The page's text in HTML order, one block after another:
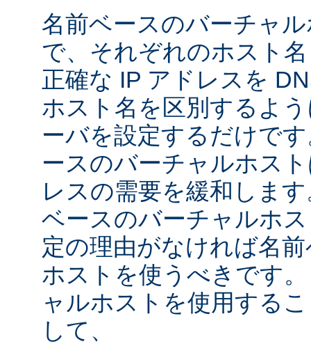
名前ベースのバーチャ
で、それぞれのホスト
正確な IP アドレスを
ホスト名を区別するよ
ーバを設定するだけで
ースのバーチャルホス
レスの需要を緩和しま
ベースのバーチャルホ
定の理由がなければ名
ホストを使うべきです
ャルホストを使用する
して、